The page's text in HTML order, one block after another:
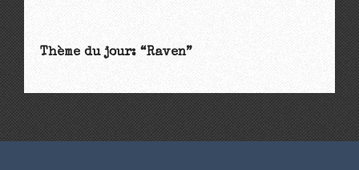
Thème du jour: “Raven”